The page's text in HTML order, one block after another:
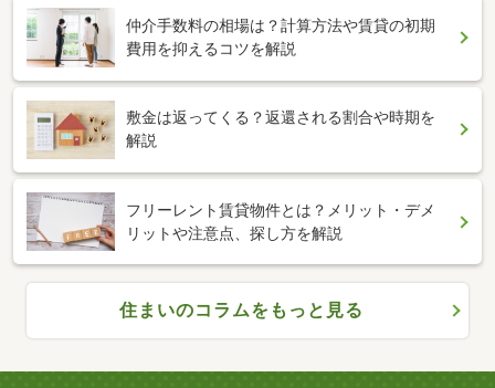
仲介手数料の相場は？計算方法や賃貸の初期
費用を抑えるコツを解説
敷金は返ってくる？返還される割合や時期を
解説
フリーレント賃貸物件とは？メリット・デメ
リットや注意点、探し方を解説
住まいのコラムをもっと見る